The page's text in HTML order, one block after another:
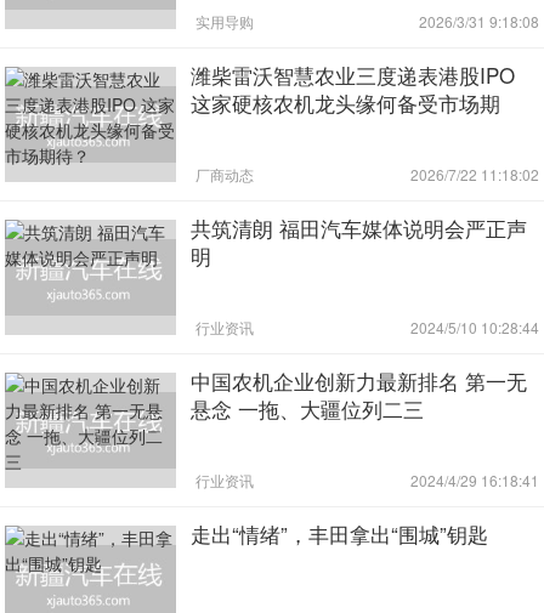
实用导购 2026/3/31 9:18:08
潍柴雷沃智慧农业三度递表港股IPO
这家硬核农机龙头缘何备受市场期
厂商动态 2026/7/22 11:18:02
共筑清朗 福田汽车媒体说明会严正声
明
行业资讯 2024/5/10 10:28:44
中国农机企业创新力最新排名 第一无
悬念 一拖、大疆位列二三
行业资讯 2024/4/29 16:18:41
走出“情绪”，丰田拿出“围城”钥匙